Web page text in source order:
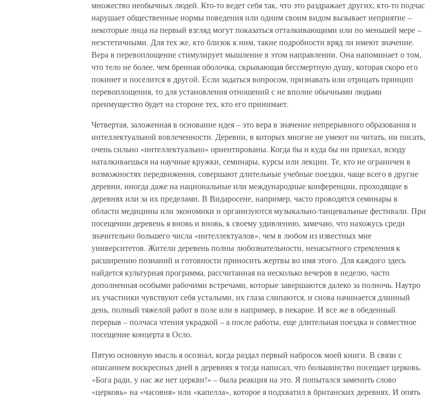
множество необычных людей. Кто-то ведет себя так, что это раздражает других; кто-то подчас
нарушает общественные нормы поведения или одним своим видом вызывает неприятие –
некоторые лица на первый взгляд могут показаться отталкивающими или по меньшей мере –
неэстетичными. Для тех же, кто близок к ним, такие подробности вряд ли имеют значение.
Вера в перевоплощение стимулирует мышление в этом направлении. Она напоминает о том,
что тело не более, чем бренная оболочка, скрывающая бессмертную душу, которая скоро его
покинет и поселится в другой. Если задаться вопросом, признавать или отрицать принцип
перевоплощения, то для установления отношений с не вполне обычными людьми
преимущество будет на стороне тех, кто его принимает.
Четвертая, заложенная в основание идея – это вера в значение непрерывного образования и
интеллектуальной вовлеченности. Деревни, в которых многие не умеют ни читать, ни писать,
очень сильно «интеллектуально» ориентированы. Когда бы и куда бы ни приехал, всюду
наталкиваешься на научные кружки, семинары, курсы или лекции. Те, кто не ограничен в
возможностях передвижения, совершают длительные учебные поездки, чаще всего в другие
деревни, иногда даже на национальные или международные конференции, проходящие в
деревнях или за их пределами. В Видаросене, например, часто проводятся семинары в
области медицины или экономики и организуются музыкально-танцевальные фестивали. При
посещении деревень я вновь и вновь, к своему удивлению, замечаю, что нахожусь среди
значительно большего числа «интеллектуалов», чем в любом из известных мне
университетов. Жители деревень полны любознательности, ненасытного стремления к
расширению познаний и готовности приносить жертвы во имя этого. Для каждого здесь
найдется культурная программа, рассчитанная на несколько вечеров в неделю, часто
дополненная особыми рабочими встречами, которые завершаются далеко за полночь. Наутро
их участники чувствуют себя усталыми, их глаза слипаются, и снова начинается длинный
день, полный тяжелой работ в поле или в например, в пекарне. И все же в обеденный
перерыв – полчаса чтения украдкой – а после работы, еще длительная поездка и совместное
посещение концерта в Осло.
Пятую основную мысль я осознал, когда раздал первый набросок моей книги. В связи с
описанием воскресных дней в деревнях я тогда написал, что большинство посещает церковь.
«Бога ради, у нас же нет церкви!» – была реакция на это. Я попытался заменить слово
«церковь» на «часовня» или «капелла», которое я подхватил в британских деревнях. И опять